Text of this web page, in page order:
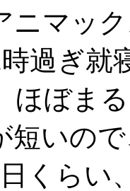
ニマッ
過ぎ就
ほぼま
短いの
くらい